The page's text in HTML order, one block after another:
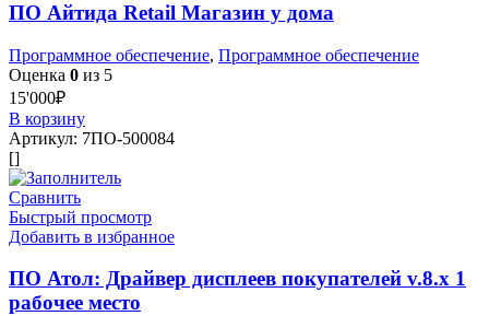
ПО Айтида Retail Магазин у дома
Программное обеспечение, Программное обеспечение
Оценка 0 из 5
15'000₽
В корзину
Артикул: 7ПО-500084
[]
Сравнить
Быстрый просмотр
Добавить в избранное
ПО Атол: Драйвер дисплеев покупателей v.8.x 1
рабочее место